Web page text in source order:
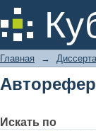
Главная →
Искать по